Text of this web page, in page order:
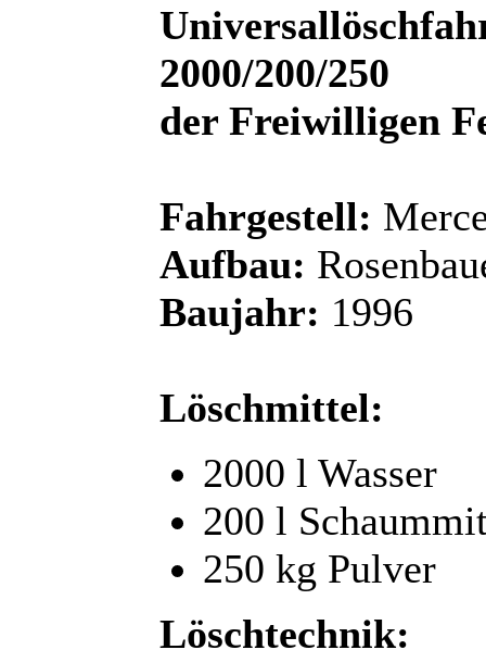
2000/200/250
der Freiwilligen
Fahrgestell:
Aufbau:
Baujahr: 1996
Löschmittel:
2000 l Wasser
200 l
250 kg Pulver
Löschtechnik: